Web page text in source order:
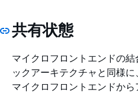
共有状態
マイクロフロントエンドの
ックアーキテクチャと同様
マイクロフロントエンドか